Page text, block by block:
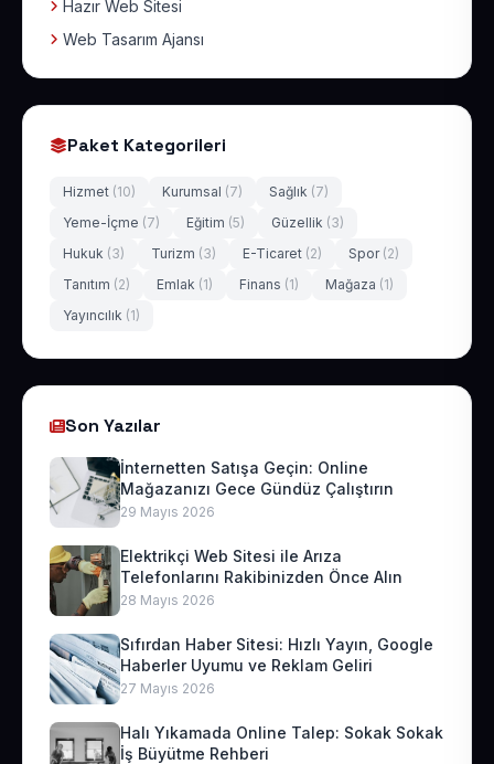
Hazır Web Sitesi
Web Tasarım Ajansı
Paket Kategorileri
Hizmet (10) Kurumsal (7) Sağlık (7)
Yeme-İçme (7) Eğitim (5) Güzellik (3)
Hukuk (3) Turizm (3) E-Ticaret (2) Spor (2)
Tanıtım (2) Emlak (1) Finans (1) Mağaza (1)
Yayıncılık (1)
Son Yazılar
İnternetten Satışa Geçin: Online
Mağazanızı Gece Gündüz Çalıştırın
29 Mayıs 2026
Elektrikçi Web Sitesi ile Arıza
Telefonlarını Rakibinizden Önce Alın
28 Mayıs 2026
Sıfırdan Haber Sitesi: Hızlı Yayın, Google
Haberler Uyumu ve Reklam Geliri
27 Mayıs 2026
Halı Yıkamada Online Talep: Sokak Sokak
İş Büyütme Rehberi